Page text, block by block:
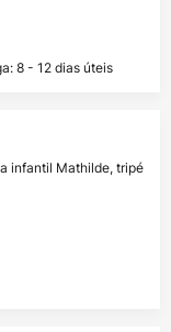
8 - 12 dias úteis
infantil Mathilde, tripé